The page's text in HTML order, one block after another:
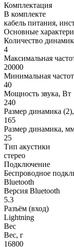
Комплектация
В комплекте
кабель питания,
Основные
Количество
4
Максимальная
20000
Минимальная
40
Мощность звука, Вт
240
Размер динамика
165
Размер динамика,
25
Тип акустики
стерео
Подключение
Беспроводное
Bluetooth
Версия Bluetooth
5.3
Разъём (вход)
Lightning
Вес
Вес, г
16800